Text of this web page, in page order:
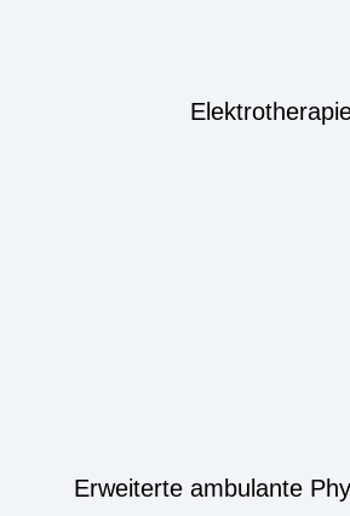
Erweiterte ambulante